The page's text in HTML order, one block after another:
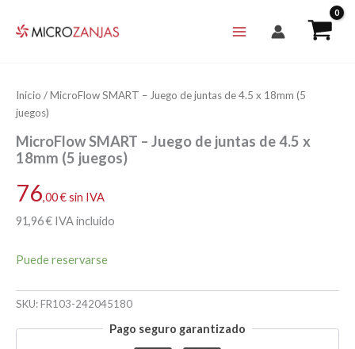
Inicio / MicroFlow SMART – Juego de juntas de 4.5 x 18mm (5
juegos)
MicroFlow SMART – Juego de juntas de 4.5 x
18mm (5 juegos)
76,00€sin IVA
91,96€ IVA incluido
Puede reservarse
SKU:FR103-242045180
Pago seguro garantizado